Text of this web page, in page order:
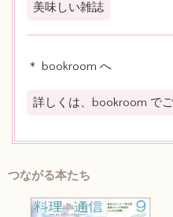
美味しい雑誌
＊ bookroom へ
詳しくは、bookroom で
つながる本たち